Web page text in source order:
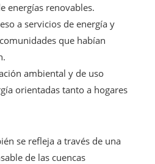
energías renovables.
a servicios de energía y
que habían
ambiental y de uso
orientadas tanto a hogares
se refleja a través de una
de las cuencas